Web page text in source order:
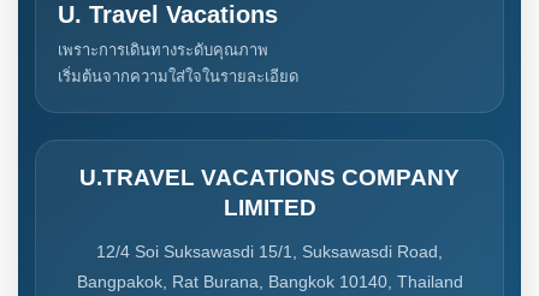
U. Travel Vacations
เพราะการเดินทางระดับคุณภาพ
เริ่มต้นจากความใส่ใจในรายละเอียด
U.TRAVEL VACATIONS COMPANY
LIMITED
12/4 Soi Suksawasdi 15/1, Suksawasdi Road,
Bangpakok, Rat Burana, Bangkok 10140, Thailand